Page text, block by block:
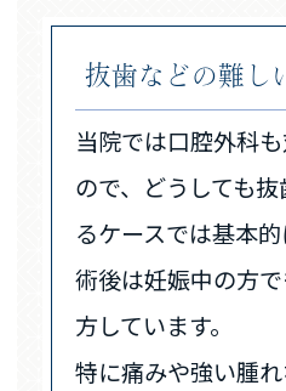
抜歯などの難し
当院では口腔外科
ので、どうしても
るケースでは基本的
術後は妊娠中の方
方しています。
特に痛みや強い腫